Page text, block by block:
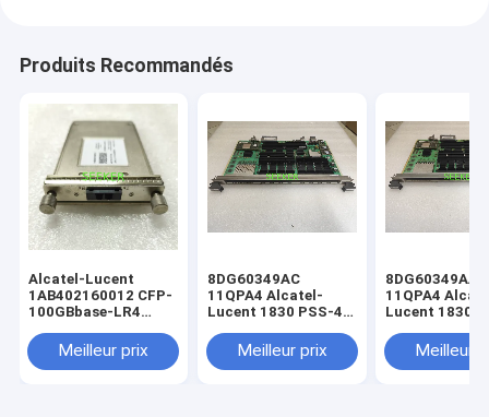
Produits Recommandés
Alcatel-Lucent
1AB402160012 CFP-
100GBbase-LR4
SMF à 10 km
Meilleur prix
8DG60349AC
11QPA4 Alcatel-
Lucent 1830 PSS-4
fabrication de
produits
Meilleur prix
8DG60349AA
11QPA4
Lucent 1830
Meilleur